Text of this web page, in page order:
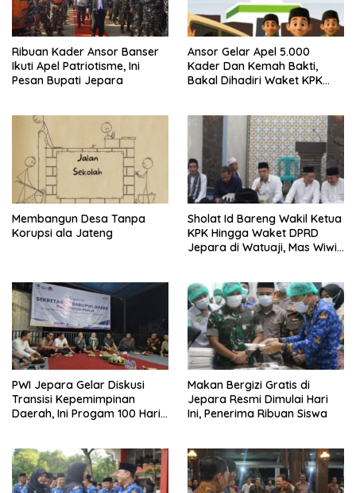
Ribuan Kader Ansor Banser
Ikuti Apel Patriotisme, Ini
Pesan Bupati Jepara
Ansor Gelar Apel 5.000
Kader Dan Kemah Bakti,
Bakal Dihadiri Waket KPK
Membangun Desa Tanpa
Korupsi ala Jateng
Sholat Id Bareng Wakil Ketua
KPK Hingga Waket DPRD
Jepara di Watuaji, Mas Wiwit:
Masyarakat
PWI Jepara Gelar Diskusi
Transisi Kepemimpinan
Daerah, Ini Progam 100 Hari
Makan Bergizi Gratis di
Jepara Resmi Dimulai Hari
Ini, Penerima Ribuan Siswa